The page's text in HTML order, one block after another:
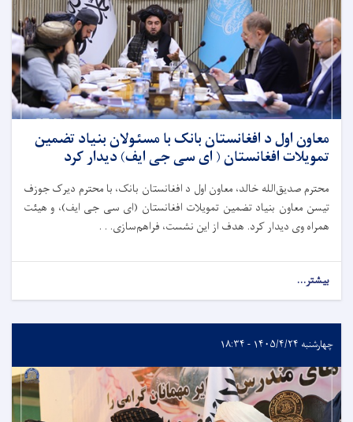
معاون اول د افغانستان بانک با مسئولان بنیاد تضمین
تمویلات افغانستان ( ای سی جی ایف) دیدار کرد
محترم صدیق‌الله خالد، معاون اول د افغانستان بانک، با محترم دیرک جوزف
تیسن معاون بنیاد تضمین تمویلات افغانستان (ای سی جی ایف)، و هیئت
همراه وی دیدار کرد. هدف از این نشست، فراهم‌سازی. . .
بیشتر...
چهارشنبه ۱۴۰۵/۴/۲۴ - ۱۸:۳۴